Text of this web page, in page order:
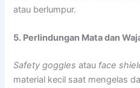
atau berlumpur.
5. Perlindungan Mata dan
Safety goggles atau face
material kecil saat mengelas